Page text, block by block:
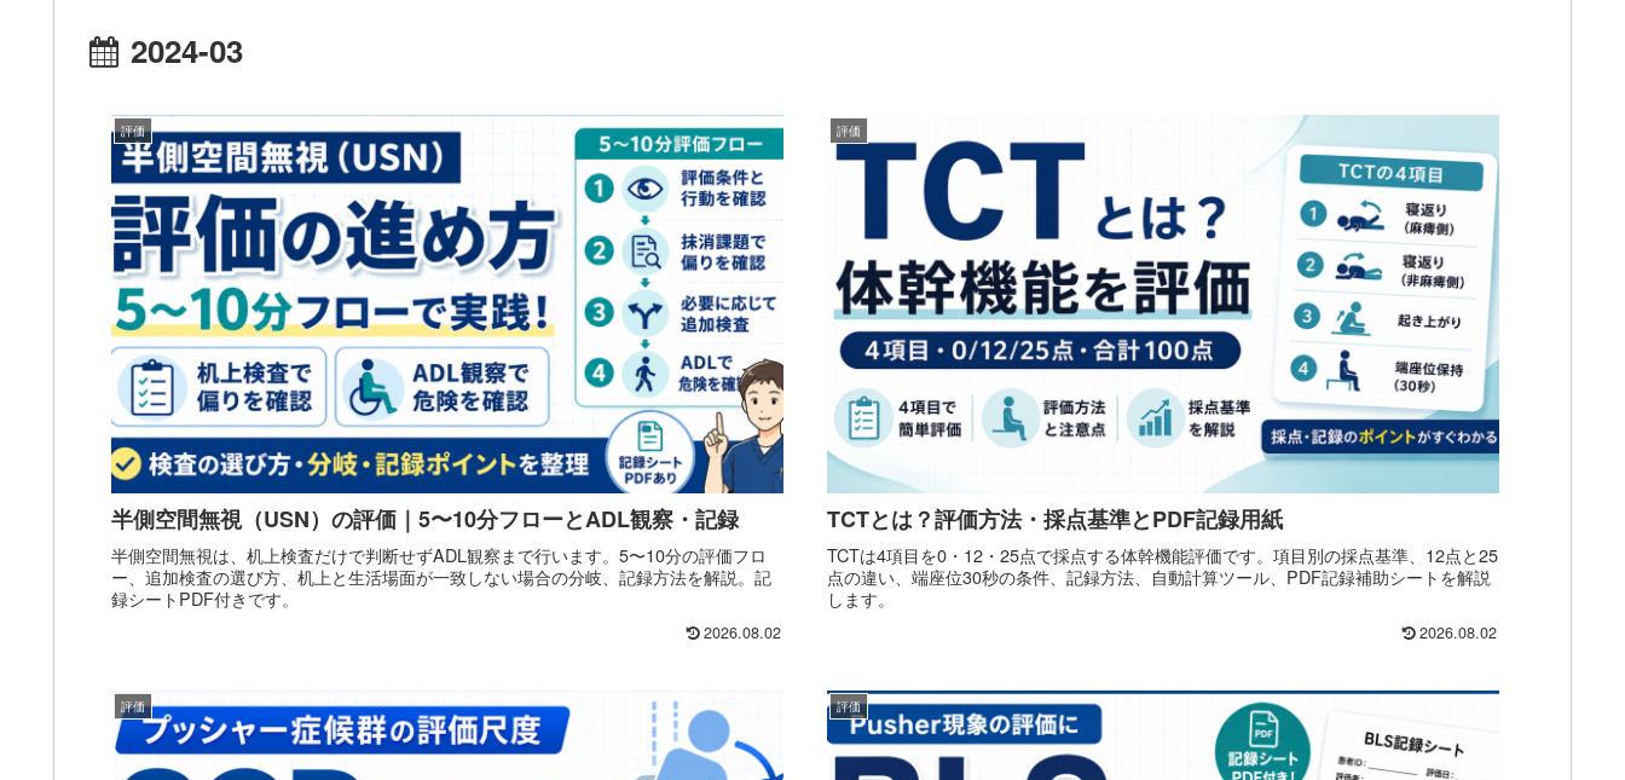
2024-03
評価
半側空間無視（USN）の評価｜5〜10分フローとADL観察・記録
半側空間無視は、机上検査だけで判断せずADL観察まで行います。5〜10分の評価フロ
ー、追加検査の選び方、机上と生活場面が一致しない場合の分岐、記録方法を解説。記
録シートPDF付きです。
2026.08.02
評価
TCTとは？評価方法・採点基準とPDF記録用紙
TCTは4項目を0・12・25点で採点する体幹機能評価です。項目別の採点基準、12点と25
点の違い、端座位30秒の条件、記録方法、自動計算ツール、PDF記録補助シートを解説
します。
2026.08.02
評価 評価